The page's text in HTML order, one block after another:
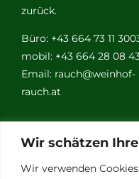
Wir schätzen
Wir verwenden
zurück.
Büro: +43 664 73 11
mobil: +43 664 28 08
Email: rauch@weinhof-
rauch.at